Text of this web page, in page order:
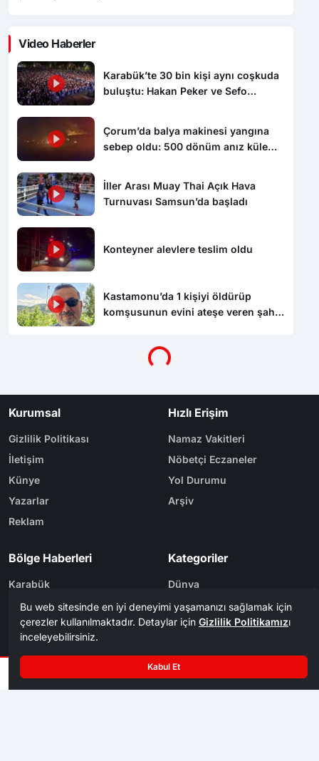
Video Haberler
Karabük’te 30 bin kişi aynı coşkuda
buluştu: Hakan Peker ve Sefo
Çorum’da balya makinesi yangına
sebep oldu: 500 dönüm anız küle
İller Arası Muay Thai Açık Hava
Turnuvası Samsun’da başladı
Konteyner alevlere teslim oldu
Kastamonu’da 1 kişiyi öldürüp
komşusunun evini ateşe veren şahıs
Yükleniyor...
Kurumsal
Gizlilik Politikası
İletişim
Künye
Yazarlar
Reklam
Hızlı Erişim
Namaz Vakitleri
Nöbetçi Eczaneler
Yol Durumu
Arşiv
Bölge Haberleri
Karabük
Safranbolu
Kastamonu
Kategoriler
Dünya
Eğitim
Ekonomi
Spor